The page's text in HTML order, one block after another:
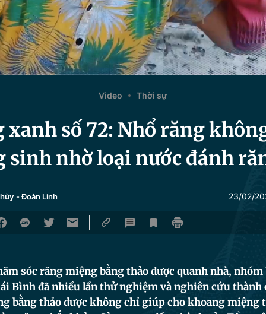
Video Thời sự
xanh số 72: Nhổ răng
sinh nhờ loại nước đánh
-Đoàn Linh 23/02/
sóc răng miệng bằng thảo dược quanh nhà, nhóm
Bình đã nhiều lần thử nghiệm và nghiên cứu thành
bằng thảo dược không chỉ giúp cho khoang miệng